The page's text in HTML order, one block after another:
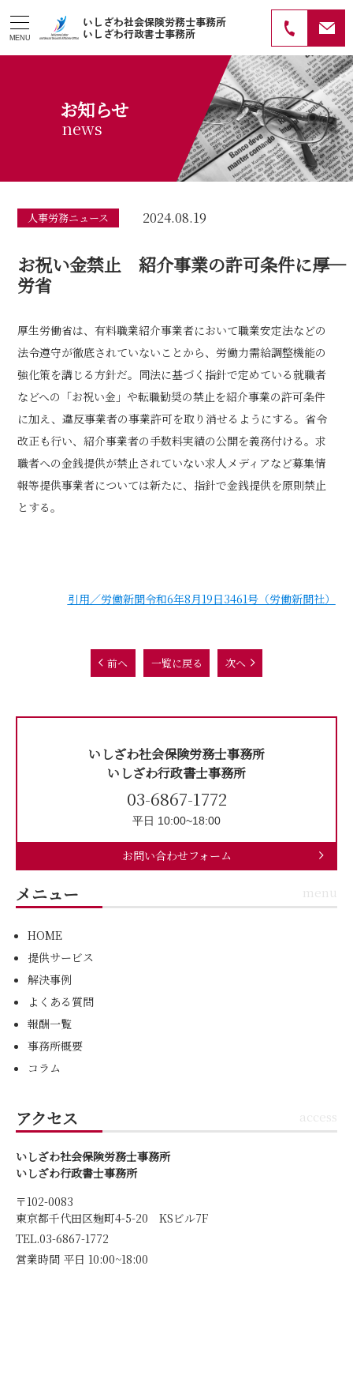
MENU
いしざわ社会保険労務士事務所
いしざわ行政書士事務所
お知らせ
news
いしざわ社会保険労務士事務所
いしざわ行政書士事務所
03-6867-1772
平日 10:00~18:00
お問い合わせフォーム
メニュー menu
HOME
提供サービス
解決事例
よくある質問
報酬一覧
事務所概要
コラム
アクセス access
いしざわ社会保険労務士事務所
いしざわ行政書士事務所
〒102-0083
東京都千代田区麹町4-5-20 KSビル7F
TEL.03-6867-1772
営業時間 平日 10:00~18:00
人事労務ニュース 2024.08.19
お祝い金禁止 紹介事業の許可条件に――厚
労省
厚生労働省は、有料職業紹介事業者において職業安定法などの
法令遵守が徹底されていないことから、労働力需給調整機能の
強化策を講じる方針だ。同法に基づく指針で定めている就職者
などへの「お祝い金」や転職勧奨の禁止を紹介事業の許可条件
に加え、違反事業者の事業許可を取り消せるようにする。省令
改正も行い、紹介事業者の手数料実績の公開を義務付ける。求
職者への金銭提供が禁止されていない求人メディアなど募集情
報等提供事業者については新たに、指針で金銭提供を原則禁止
とする。
引用／労働新聞令和6年8月19日3461号（労働新聞社）
前へ 一覧に戻る 次へ